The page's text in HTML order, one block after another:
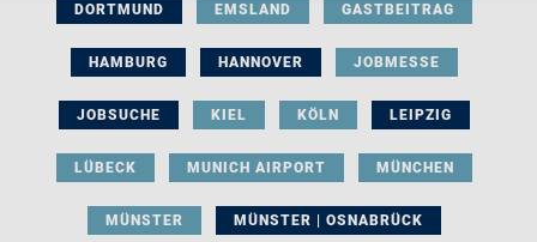
DORTMUND EMSLAND GASTBEITRAG
HAMBURG HANNOVER JOBMESSE
JOBSUCHE KIEL KÖLN LEIPZIG
LÜBECK MUNICH AIRPORT MÜNCHEN
MÜNSTER MÜNSTER | OSNABRÜCK